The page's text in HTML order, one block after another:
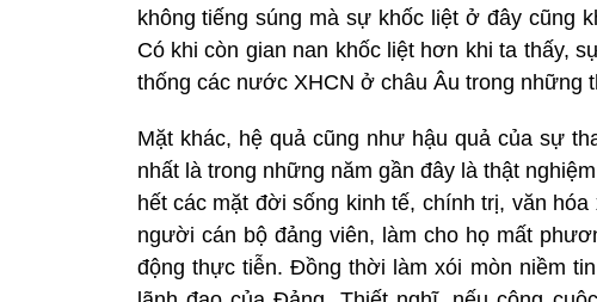
không tiếng súng mà sự khốc liệt ở đây cũng
Có khi còn gian nan khốc liệt hơn khi ta thấy,
thống các nước XHCN ở châu Âu trong những
Mặt khác, hệ quả cũng như hậu quả của sự
nhất là trong những năm gần đây là thật
hết các mặt đời sống kinh tế, chính trị, văn
người cán bộ đảng viên, làm cho họ mất
động thực tiễn. Đồng thời làm xói mòn niềm